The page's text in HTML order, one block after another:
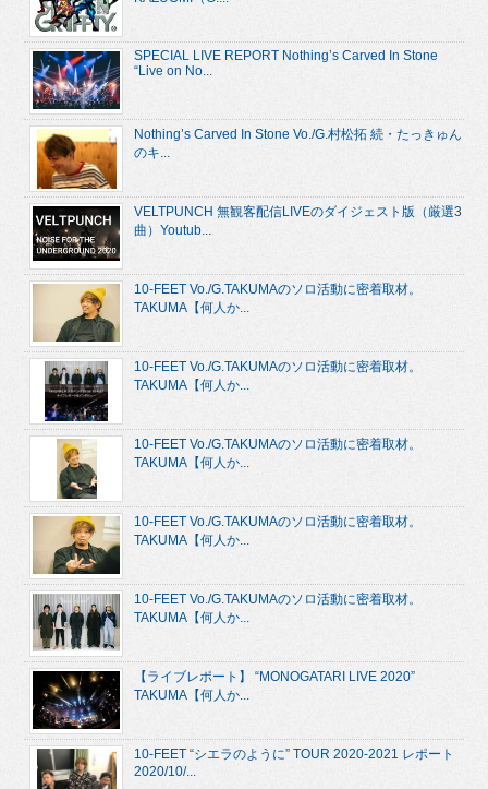
SPECIAL LIVE REPORT Nothing’s Carved In Stone
“Live on No...
Nothing’s Carved In Stone Vo./G.村松拓 続・たっきゅん
のキ...
VELTPUNCH 無観客配信LIVEのダイジェスト版（厳選3
曲）Youtub...
10-FEET Vo./G.TAKUMAのソロ活動に密着取材。
TAKUMA【何人か...
10-FEET Vo./G.TAKUMAのソロ活動に密着取材。
TAKUMA【何人か...
10-FEET Vo./G.TAKUMAのソロ活動に密着取材。
TAKUMA【何人か...
10-FEET Vo./G.TAKUMAのソロ活動に密着取材。
TAKUMA【何人か...
10-FEET Vo./G.TAKUMAのソロ活動に密着取材。
TAKUMA【何人か...
【ライブレポート】 “MONOGATARI LIVE 2020”
TAKUMA【何人か...
10-FEET “シエラのように” TOUR 2020-2021 レポート
2020/10/...